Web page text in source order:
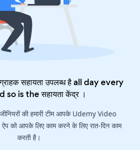
सहायता उपलब्ध है all day every
so is theसहायता केंद्र।
की हमारी टीम आपके Udemy Video
को आपके लिए काम करने के लिए रात-दिन काम
करती है।